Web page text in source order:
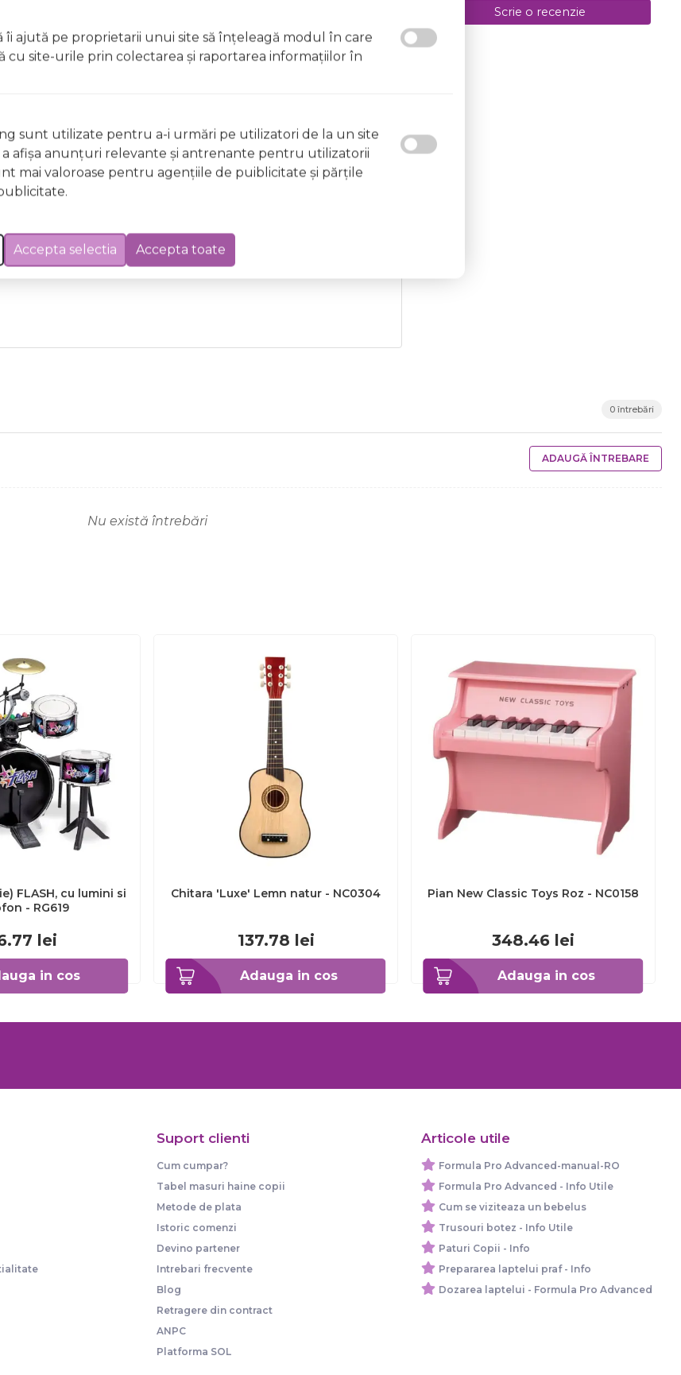
27/04/2015, 19:47
Scrie o recenzie
0 întrebări
ADAUGĂ ÎNTREBARE
Nu există întrebări
in cos
FLASH, cu lumini si
- RG619
lei
Adauga in cos
Chitara 'Luxe' Lemn natur - NC0304
137.78 lei
Adauga in cos
Pian New Classic Toys Roz - NC0158
348.46 lei
Suport clienti
Cum cumpar?
Tabel masuri haine copii
Metode de plata
Istoric comenzi
Devino partener
Intrebari frecvente
Blog
Retragere din contract
ANPC
Platforma SOL
Articole utile
Formula Pro Advanced-manual-RO
Formula Pro Advanced - Info Utile
Cum se viziteaza un bebelus
Trusouri botez - Info Utile
Paturi Copii - Info
Prepararea laptelui praf - Info
Dozarea laptelui - Formula Pro Advanced
îi ajută pe proprietarii unui site să înţeleagă modul în care
cu site-urile prin colectarea şi raportarea informaţiilor în
sunt utilizate pentru a-i urmări pe utilizatori de la un site
a afişa anunţuri relevante şi antrenante pentru utilizatorii
mai valoroase pentru agenţiile de puiblicitate şi părţile
Accepta selectia Accepta toate